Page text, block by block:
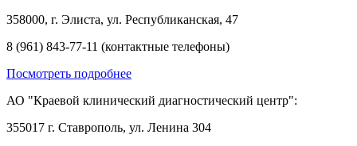
358000, г. Элиста, ул. Республиканская, 47
8 (961) 843-77-11 (контактные телефоны)
Посмотреть подробнее
АО "Краевой клинический диагностический центр":
355017 г. Ставрополь, ул. Ленина 304